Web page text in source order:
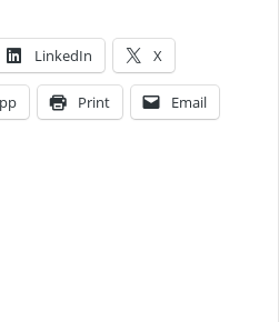
LinkedIn X
Print Email